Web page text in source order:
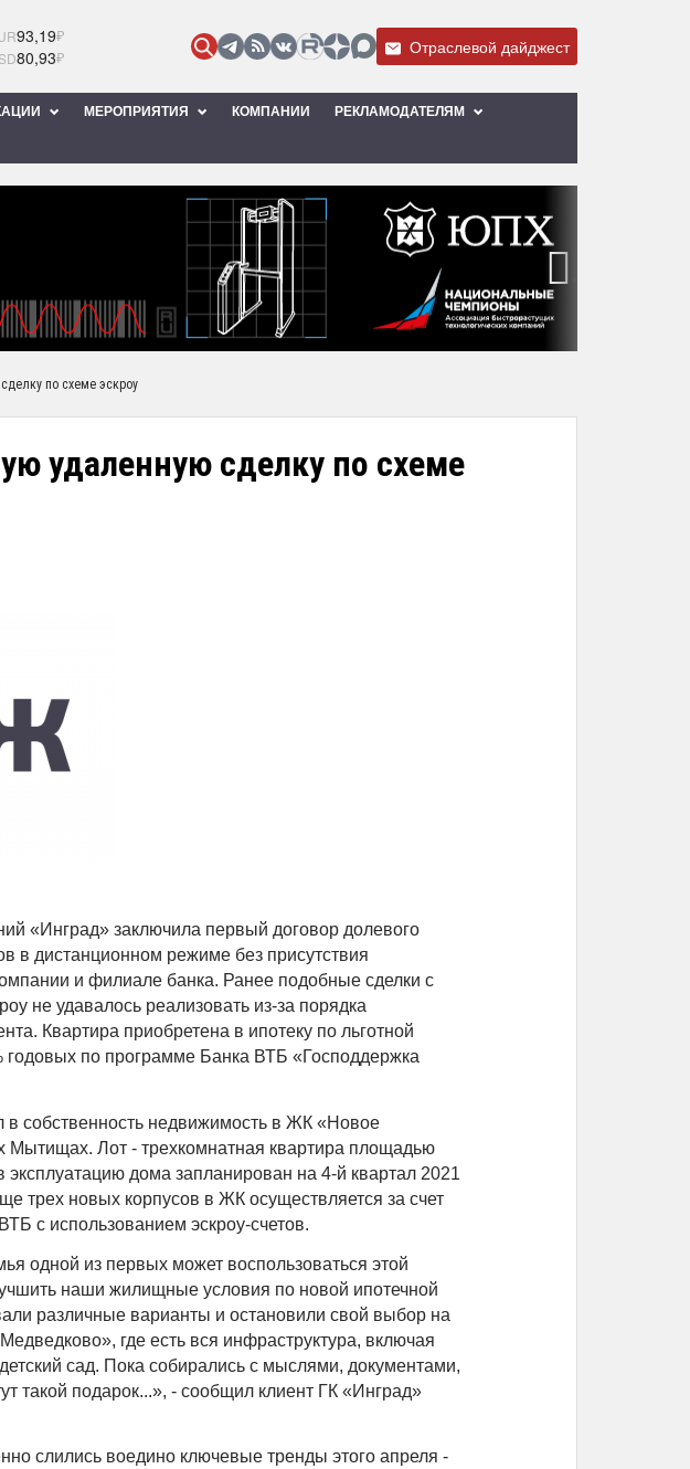
93,19₽
80,93₽ Отраслевой дайджест
МЕРОПРИЯТИЯ КОМПАНИИ
РЕКЛАМОДАТЕЛЯМ
по схеме эскроу
удаленную сделку по схеме
«Инград» заключила первый договор долевого
в дистанционном режиме без присутствия
и филиале банка. Ранее подобные сделки с
не удавалось реализовать из-за порядка
Квартира приобретена в ипотеку по льготной
годовых по программе Банка ВТБ «Господдержка
в собственность недвижимость в ЖК «Новое
Мытищах. Лот - трехкомнатная квартира площадью
эксплуатацию дома запланирован на 4-й квартал 2021
трех новых корпусов в ЖК осуществляется за счет
с использованием эскроу-счетов.
одной из первых может воспользоваться этой
наши жилищные условия по новой ипотечной
различные варианты и остановили свой выбор на
где есть вся инфраструктура, включая
сад. Пока собирались с мыслями, документами,
такой подарок...», - сообщил клиент ГК «Инград»
слились воедино ключевые тренды этого апреля -